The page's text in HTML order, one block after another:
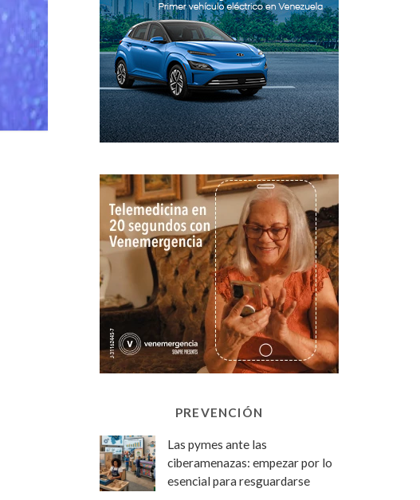
PREVENCIÓN
Las pymes ante las
ciberamenazas: empezar por lo
esencial para resguardarse